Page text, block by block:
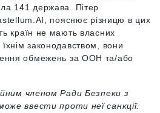
141 держава. Пітер
пояснює різницю в цих
країн не мають власних
законодавством, вони
обмежень за ООН та/або
членом Ради Безпеки з
ввести проти неї санкції.